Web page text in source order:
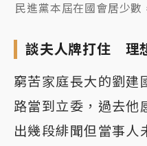
民進黨本屆在國會居少
談夫人牌打住 理
窮苦家庭長大的劉建
路當到立委，過去他
出幾段緋聞但當事人